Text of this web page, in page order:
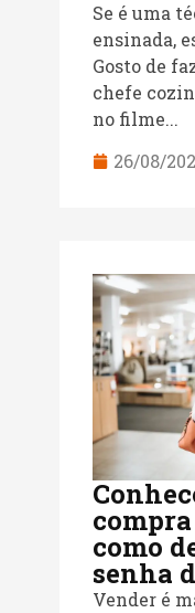
Se é uma
ensinada,
Gosto de
chefe
no filme...
26/08/
como
senha
Vender é